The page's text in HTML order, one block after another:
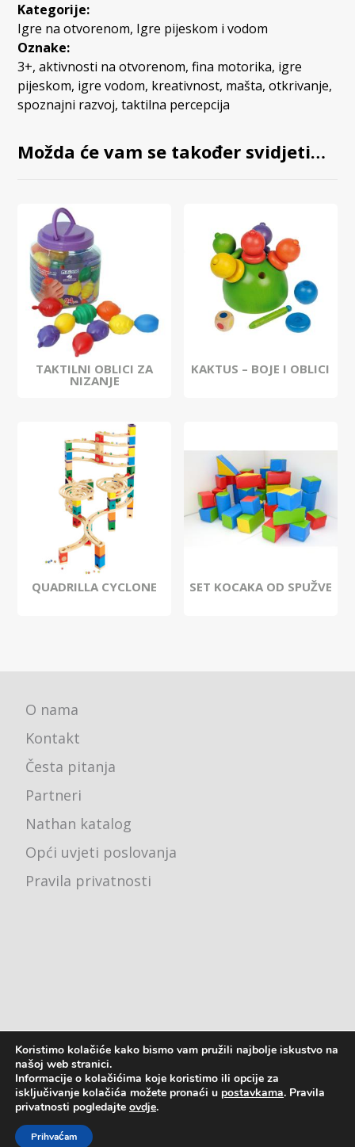
Kategorije:
Igre na otvorenom, Igre pijeskom i vodom
Oznake:
3+,aktivnosti na otvorenom,fina motorika, igre
pijeskom, igre vodom, kreativnost, mašta,otkrivanje,
spoznajni razvoj,taktilna percepcija
Možda će vam se također svidjeti…
TAKTILNI OBLICI ZA
NIZANJE
KAKTUS – BOJE I OBLICI
QUADRILLA CYCLONE SET KOCAKA OD SPUŽVE
O nama
Kontakt
Česta pitanja
Partneri
Nathan katalog
Opći uvjeti poslovanja
Pravila privatnosti
Ured - Karlovačka cesta 4j, 10000 Zagreb
pon - pet: 8:00 - 16:00
Koristimo kolačiće kako bismo vam pružili najbolje iskustvo na
našoj web stranici.
Informacije o kolačićima koje koristimo ili opcije za
isključivanje kolačića možete pronaći u postavkama. Pravila
privatnosti pogledajte ovdje.
Prihvaćam